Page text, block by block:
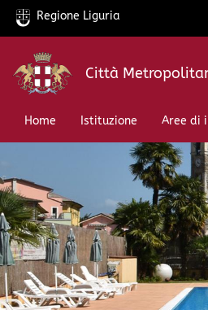
Salta
contenuto
Regione Liguria
Città
Home
Istituzione Aree di